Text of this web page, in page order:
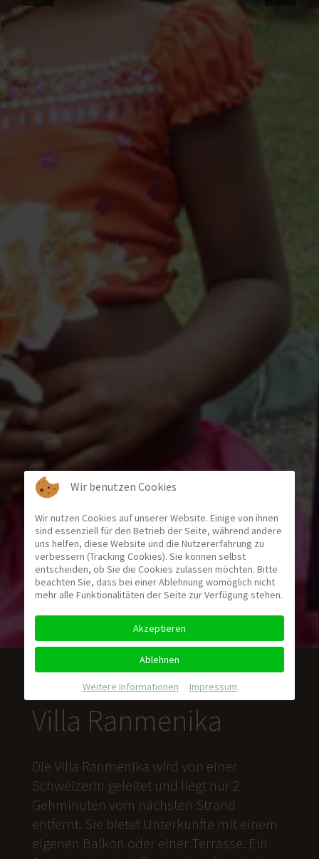
Villa Ranmenika
Die Villa Ranmenika wird von einer
Schweizerin geleitet und liegt nur 2
Gehminuten vom nächsten Strand
entfernt. Sie bietet Unterkünfte mit einem
eigenen Balkon oder einer Terrasse. Ein
Wir benutzen Cookies
Wir nutzen Cookies auf unserer Website. Einige von ihnen
sind essenziell für den Betrieb der Seite, während andere
uns helfen, diese Website und die Nutzererfahrung zu
verbessern (Tracking Cookies). Sie können selbst
entscheiden, ob Sie die Cookies zulassen möchten. Bitte
beachten Sie, dass bei einer Ablehnung womöglich nicht
mehr alle Funktionalitäten der Seite zur Verfügung stehen.
Akzeptieren
Ablehnen
Weitere Informationen Impressum